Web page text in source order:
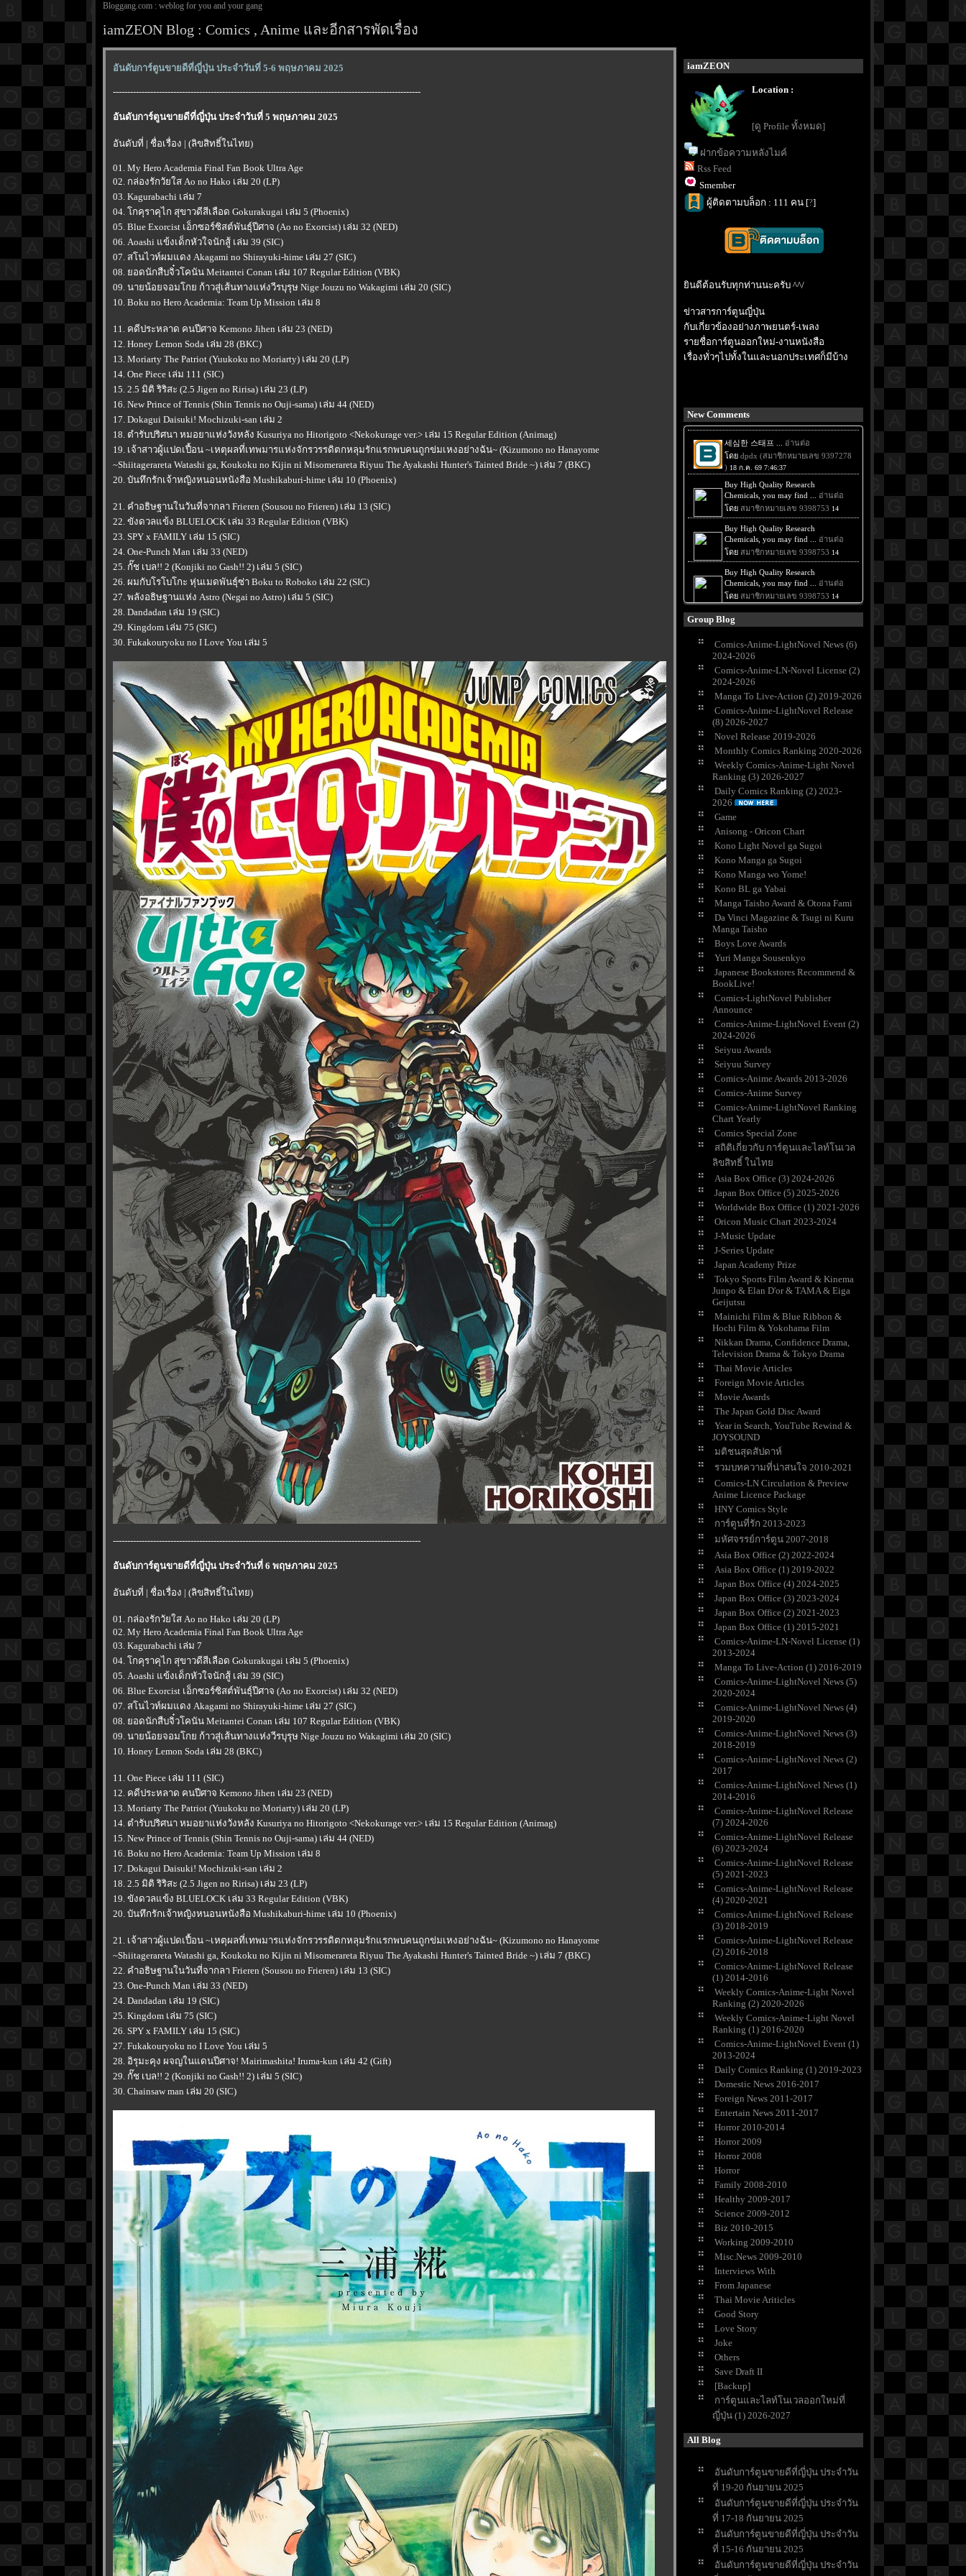
Bloggang.com : weblog for you and your gang
iamZEON Blog : Comics , Anime และอีกสารพัดเรื่อง
อันดับการ์ตูนขายดีที่ญี่ปุ่น ประจำวันที่ 5-6 พฤษภาคม 2025
-----------------------------------------------------------------------------------------------------------
อันดับการ์ตูนขายดีที่ญี่ปุ่น ประจำวันที่ 5 พฤษภาคม 2025
อันดับที่ | ชื่อเรื่อง | (ลิขสิทธิ์ในไทย)
01. My Hero Academia Final Fan Book Ultra Age
02. กล่องรักวัยใส Ao no Hako เล่ม 20 (LP)
03. Kagurabachi เล่ม 7
04. โกคุราคุไก สุขาวดีสีเลือด Gokurakugai เล่ม 5 (Phoenix)
05. Blue Exorcist เอ็กซอร์ซิสต์พันธุ์ปีศาจ (Ao no Exorcist) เล่ม 32 (NED)
06. Aoashi แข้งเด็กหัวใจนักสู้ เล่ม 39 (SIC)
07. สโนไวท์ผมแดง Akagami no Shirayuki-hime เล่ม 27 (SIC)
08. ยอดนักสืบจิ๋วโคนัน Meitantei Conan เล่ม 107 Regular Edition (VBK)
09. นายน้อยจอมโกย ก้าวสู่เส้นทางแห่งวีรบุรุษ Nige Jouzu no Wakagimi เล่ม 20 (SIC)
10. Boku no Hero Academia: Team Up Mission เล่ม 8
11. คดีประหลาด คนปีศาจ Kemono Jihen เล่ม 23 (NED)
12. Honey Lemon Soda เล่ม 28 (BKC)
13. Moriarty The Patriot (Yuukoku no Moriarty) เล่ม 20 (LP)
14. One Piece เล่ม 111 (SIC)
15. 2.5 มิติ ริริสะ (2.5 Jigen no Ririsa) เล่ม 23 (LP)
16. New Prince of Tennis (Shin Tennis no Ouji-sama) เล่ม 44 (NED)
17. Dokagui Daisuki! Mochizuki-san เล่ม 2
18. ตำรับปริศนา หมอยาแห่งวังหลัง Kusuriya no Hitorigoto <Nekokurage ver.> เล่ม 15 Regular Edition (Animag)
19. เจ้าสาวผู้แปดเปื้อน ~เหตุผลที่เทพมารแห่งจักรวรรดิตกหลุมรักแรกพบคนถูกข่มเหงอย่างฉัน~ (Kizumono no Hanayome
~Shiitagerareta Watashi ga, Koukoku no Kijin ni Misomerareta Riyuu The Ayakashi Hunter's Tainted Bride ~) เล่ม 7 (BKC)
20. บันทึกรักเจ้าหญิงหนอนหนังสือ Mushikaburi-hime เล่ม 10 (Phoenix)
21. คำอธิษฐานในวันที่จากลา Frieren (Sousou no Frieren) เล่ม 13 (SIC)
22. ขังดวลแข้ง BLUELOCK เล่ม 33 Regular Edition (VBK)
23. SPY x FAMILY เล่ม 15 (SIC)
24. One-Punch Man เล่ม 33 (NED)
25. กั๊ช เบล!! 2 (Konjiki no Gash!! 2) เล่ม 5 (SIC)
26. ผมกับโรโบโกะ หุ่นเมดพันธุ์ซ่า Boku to Roboko เล่ม 22 (SIC)
27. พลังอธิษฐานแห่ง Astro (Negai no Astro) เล่ม 5 (SIC)
28. Dandadan เล่ม 19 (SIC)
29. Kingdom เล่ม 75 (SIC)
30. Fukakouryoku no I Love You เล่ม 5
-----------------------------------------------------------------------------------------------------------
อันดับการ์ตูนขายดีที่ญี่ปุ่น ประจำวันที่ 6 พฤษภาคม 2025
อันดับที่ | ชื่อเรื่อง | (ลิขสิทธิ์ในไทย)
01. กล่องรักวัยใส Ao no Hako เล่ม 20 (LP)
02. My Hero Academia Final Fan Book Ultra Age
03. Kagurabachi เล่ม 7
04. โกคุราคุไก สุขาวดีสีเลือด Gokurakugai เล่ม 5 (Phoenix)
05. Aoashi แข้งเด็กหัวใจนักสู้ เล่ม 39 (SIC)
06. Blue Exorcist เอ็กซอร์ซิสต์พันธุ์ปีศาจ (Ao no Exorcist) เล่ม 32 (NED)
07. สโนไวท์ผมแดง Akagami no Shirayuki-hime เล่ม 27 (SIC)
08. ยอดนักสืบจิ๋วโคนัน Meitantei Conan เล่ม 107 Regular Edition (VBK)
09. นายน้อยจอมโกย ก้าวสู่เส้นทางแห่งวีรบุรุษ Nige Jouzu no Wakagimi เล่ม 20 (SIC)
10. Honey Lemon Soda เล่ม 28 (BKC)
11. One Piece เล่ม 111 (SIC)
12. คดีประหลาด คนปีศาจ Kemono Jihen เล่ม 23 (NED)
13. Moriarty The Patriot (Yuukoku no Moriarty) เล่ม 20 (LP)
14. ตำรับปริศนา หมอยาแห่งวังหลัง Kusuriya no Hitorigoto <Nekokurage ver.> เล่ม 15 Regular Edition (Animag)
15. New Prince of Tennis (Shin Tennis no Ouji-sama) เล่ม 44 (NED)
16. Boku no Hero Academia: Team Up Mission เล่ม 8
17. Dokagui Daisuki! Mochizuki-san เล่ม 2
18. 2.5 มิติ ริริสะ (2.5 Jigen no Ririsa) เล่ม 23 (LP)
19. ขังดวลแข้ง BLUELOCK เล่ม 33 Regular Edition (VBK)
20. บันทึกรักเจ้าหญิงหนอนหนังสือ Mushikaburi-hime เล่ม 10 (Phoenix)
21. เจ้าสาวผู้แปดเปื้อน ~เหตุผลที่เทพมารแห่งจักรวรรดิตกหลุมรักแรกพบคนถูกข่มเหงอย่างฉัน~ (Kizumono no Hanayome
~Shiitagerareta Watashi ga, Koukoku no Kijin ni Misomerareta Riyuu The Ayakashi Hunter's Tainted Bride ~) เล่ม 7 (BKC)
22. คำอธิษฐานในวันที่จากลา Frieren (Sousou no Frieren) เล่ม 13 (SIC)
23. One-Punch Man เล่ม 33 (NED)
24. Dandadan เล่ม 19 (SIC)
25. Kingdom เล่ม 75 (SIC)
26. SPY x FAMILY เล่ม 15 (SIC)
27. Fukakouryoku no I Love You เล่ม 5
28. อิรุมะคุง ผจญในแดนปีศาจ! Mairimashita! Iruma-kun เล่ม 42 (Gift)
29. กั๊ช เบล!! 2 (Konjiki no Gash!! 2) เล่ม 5 (SIC)
30. Chainsaw man เล่ม 20 (SIC)
iamZEON
Location :
[ดู Profile ทั้งหมด]
ฝากข้อความหลังไมค์
Rss Feed
Smember
ผู้ติดตามบล็อก : 111 คน [?]
ินดีต้อนรับทุกท่านนะครับ ^^/
ข่าวสารการ์ตูนญี่ปุ่น
กับเกี่ยวข้องอย่างภาพยนตร์-เพลง
รายชื่อการ์ตูนออกใหม่-งานหนังสือ
เรื่องทั่วๆไปทั้งในและนอกประเทศก็มีบ้าง
New Comments
Group Blog
Comics-Anime-LightNovel News (6)
2024-2026
Comics-Anime-LN-Novel License (2)
2024-2026
Manga To Live-Action (2) 2019-2026
Comics-Anime-LightNovel Release
(8) 2026-2027
Novel Release 2019-2026
Monthly Comics Ranking 2020-2026
Weekly Comics-Anime-Light Novel
Ranking (3) 2026-2027
Daily Comics Ranking (2) 2023-
2026
Game
Anisong - Oricon Chart
Kono Light Novel ga Sugoi
Kono Manga ga Sugoi
Kono Manga wo Yome!
Kono BL ga Yabai
Manga Taisho Award & Otona Fami
Da Vinci Magazine & Tsugi ni Kuru
Manga Taisho
Boys Love Awards
Yuri Manga Sousenkyo
Japanese Bookstores Recommend &
BookLive!
Comics-LightNovel Publisher
Announce
Comics-Anime-LightNovel Event (2)
2024-2026
Seiyuu Awards
Seiyuu Survey
Comics-Anime Awards 2013-2026
Comics-Anime Survey
Comics-Anime-LightNovel Ranking
Chart Yearly
Comics Special Zone
สถิติเกี่ยวกับ การ์ตูนและไลท์โนเวล
ลิขสิทธิ์ ในไท
Asia Box Office (3) 2024-2026
Japan Box Office (5) 2025-2026
Worldwide Box Office (1) 2021-2026
Oricon Music Chart 2023-2024
J-Music Update
J-Series Update
Japan Academy Prize
Tokyo Sports Film Award & Kinema
Junpo & Elan D'or & TAMA & Eiga
Geijutsu
Mainichi Film & Blue Ribbon &
Hochi Film & Yokohama Film
Nikkan Drama, Confidence Drama,
Television Drama & Tokyo Drama
Thai Movie Articles
Foreign Movie Articles
Movie Awards
The Japan Gold Disc Award
Year in Search, YouTube Rewind &
JOYSOUND
มติชนสุดสัปดาห์
รวมบทความที่น่าสนใจ 2010-2021
Comics-LN Circulation & Preview
Anime Licence Package
HNY Comics Style
การ์ตูนที่รัก 2013-2023
มหัศจรรย์การ์ตูน 2007-2018
Asia Box Office (2) 2022-2024
Asia Box Office (1) 2019-2022
Japan Box Office (4) 2024-2025
Japan Box Office (3) 2023-2024
Japan Box Office (2) 2021-2023
Japan Box Office (1) 2015-2021
Comics-Anime-LN-Novel License (1)
2013-2024
Manga To Live-Action (1) 2016-2019
Comics-Anime-LightNovel News (5)
2020-2024
Comics-Anime-LightNovel News (4)
2019-2020
Comics-Anime-LightNovel News (3)
2018-2019
Comics-Anime-LightNovel News (2)
2017
Comics-Anime-LightNovel News (1)
2014-2016
Comics-Anime-LightNovel Release
(7) 2024-2026
Comics-Anime-LightNovel Release
(6) 2023-2024
Comics-Anime-LightNovel Release
(5) 2021-2023
Comics-Anime-LightNovel Release
(4) 2020-2021
Comics-Anime-LightNovel Release
(3) 2018-2019
Comics-Anime-LightNovel Release
(2) 2016-2018
Comics-Anime-LightNovel Release
(1) 2014-2016
Weekly Comics-Anime-Light Novel
Ranking (2) 2020-2026
Weekly Comics-Anime-Light Novel
Ranking (1) 2016-2020
Comics-Anime-LightNovel Event (1)
2013-2024
Daily Comics Ranking (1) 2019-2023
Domestic News 2016-2017
Foreign News 2011-2017
Entertain News 2011-2017
Horror 2010-2014
Horror 2009
Horror 2008
Horror
Family 2008-2010
Healthy 2009-2017
Science 2009-2012
Biz 2010-2015
Working 2009-2010
Misc.News 2009-2010
Interviews With
From Japanese
Thai Movie Ariticles
Good Story
Love Story
Joke
Others
Save Draft II
[Backup]
การ์ตูนและไลท์โนเวลออกใหม่ที่
ญี่ปุ่น (1) 2026-2027
All Blog
อันดับการ์ตูนขายดีที่ญี่ปุ่น ประจำวัน
ที่ 19-20 กันยายน 2025
อันดับการ์ตูนขายดีที่ญี่ปุ่น ประจำวัน
ที่ 17-18 กันยายน 2025
อันดับการ์ตูนขายดีที่ญี่ปุ่น ประจำวัน
ที่ 15-16 กันยายน 2025
อันดับการ์ตูนขายดีที่ญี่ปุ่น ประจำวัน